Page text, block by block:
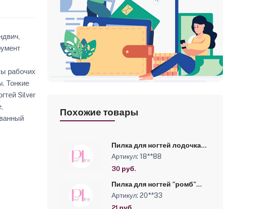
рабочих
Тонкие
Silver
Похожие товары
Пилка для ногтей лодочка
100/180 (пилю на мерседес)
Артикул: 18**88
30 руб.
Пилка для ногтей "ромб"
80/180 хит продаж (серая) в
индивидуальной упаковке
Артикул: 20**33
21 руб.